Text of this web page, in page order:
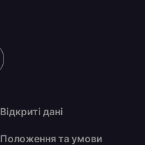
Відкриті дані
Положення та умови